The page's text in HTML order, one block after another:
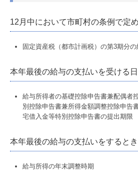
12月中において市町村の条例で定
固定資産税（都市計画税）の第3期分の
本年最後の給与の支払いを受ける
給与所得者の基礎控除申告書兼配偶者
別控除申告書兼所得金額調整控除申告
宅借入金等特別控除申告書の提出期限
本年最後の給与の支払いをするとき
給与所得の年末調整時期